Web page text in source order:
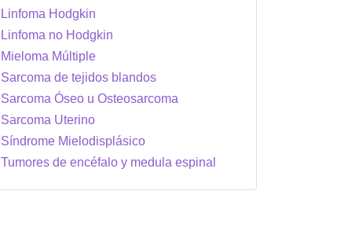
Linfoma Hodgkin
Linfoma no Hodgkin
Mieloma Múltiple
Sarcoma de tejidos blandos
Sarcoma Óseo u Osteosarcoma
Sarcoma Uterino
Síndrome Mielodisplásico
Tumores de encéfalo y medula espinal